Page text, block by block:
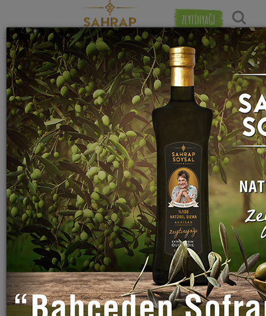
ZEYTİNYAĞI
"isot " etiketiyle eşleşen (6) tarif bulundu. Popülerlik